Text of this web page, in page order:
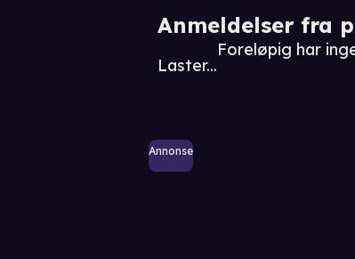
Anmeldelser fra
Laster...
Foreløpig har
Annonse